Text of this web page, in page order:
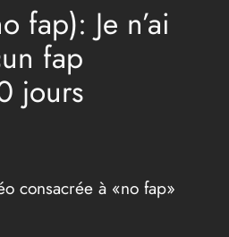
fap): Je n’ai
fap
jours
consacrée à «no fap»